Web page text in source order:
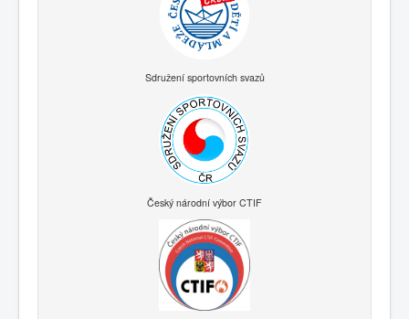
Sdružení sportovních svazů
Český národní výbor CTIF